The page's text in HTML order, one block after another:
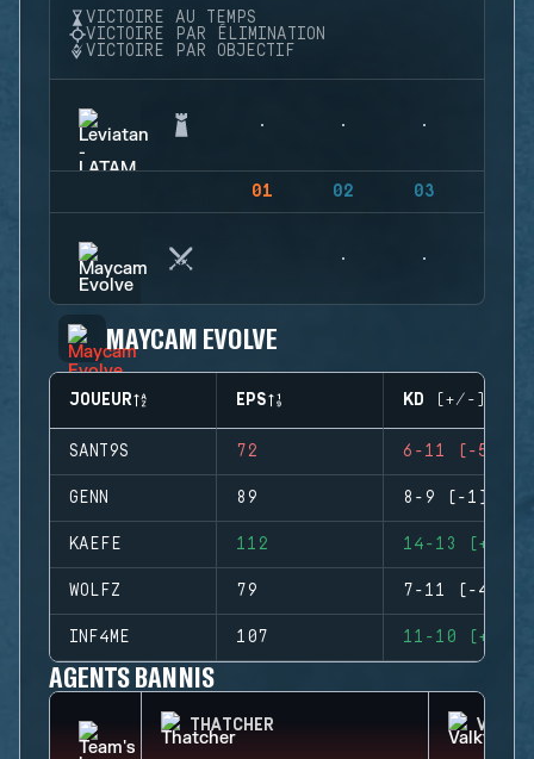
VICTOIRE AU TEMPS
VICTOIRE PAR ÉLIMINATION
VICTOIRE PAR OBJECTIF
01 02 03
MAYCAM EVOLVE
JOUEUR EPS KD (+/-)
SANT9S 72 6-11 (-5)
GENN 89 8-9 (-1)
KAEFE 112 14-13 (+1)
WOLFZ 79 7-11 (-4)
INF4ME 107 11-10 (+1)
AGENTS BANNIS
THATCHER